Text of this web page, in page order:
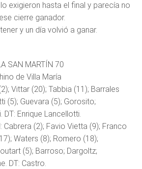
exigieron hasta el final y parecía no
cierre ganador.
y un día volvió a ganar.
SAN MARTÍN 70
de Villa María
Vittar (20); Tabbia (11); Barrales
(5); Guevara (5); Gorosito;
DT: Enrique Lancellotti.
Cabrera (2); Favio Vietta (9); Franco
Waters (8); Romero (18);
(5); Barroso; Dargoltz;
DT: Castro.